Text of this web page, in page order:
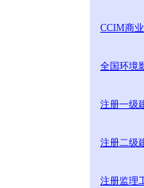
CCIM商
全国环境
注册一级
注册二级
注册监理